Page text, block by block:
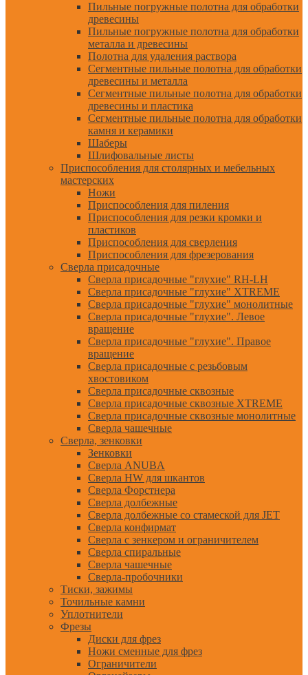
Пильные погружные полотна для обработки
древесины
Пильные погружные полотна для обработки
металла и древесины
Полотна для удаления раствора
Сегментные пильные полотна для обработки
древесины и металла
Сегментные пильные полотна для обработки
древесины и пластика
Сегментные пильные полотна для обработки
камня и керамики
Шаберы
Шлифовальные листы
Приспособления для столярных и мебельных
мастерских
Ножи
Приспособления для пиления
Приспособления для резки кромки и
пластиков
Приспособления для сверления
Приспособления для фрезерования
Сверла присадочные
Сверла присадочные "глухие" RH-LH
Сверла присадочные "глухие" XTREME
Сверла присадочные "глухие" монолитные
Сверла присадочные "глухие". Левое
вращение
Сверла присадочные "глухие". Правое
вращение
Сверла присадочные с резьбовым
хвостовиком
Сверла присадочные сквозные
Сверла присадочные сквозные XTREME
Сверла присадочные сквозные монолитные
Сверла чашечные
Сверла, зенковки
Зенковки
Сверла ANUBA
Сверла HW для шкантов
Сверла Форстнера
Сверла долбежные
Сверла долбежные со стамеской для JET
Сверла конфирмат
Сверла с зенкером и ограничителем
Сверла спиральные
Сверла чашечные
Сверла-пробочники
Тиски, зажимы
Точильные камни
Уплотнители
Фрезы
Диски для фрез
Ножи сменные для фрез
Ограничители